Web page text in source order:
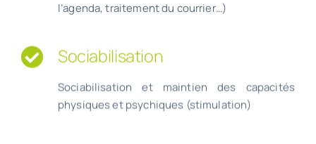
l’agenda, traitement du courrier…)
Sociabilisation
Sociabilisation et maintien des capacités
physiques etpsychiques (stimulation)